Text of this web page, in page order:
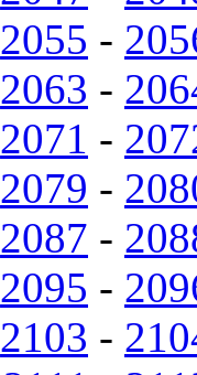
2055 -
2063 -
2071 -
2079 -
2087 -
2095 -
2103 -